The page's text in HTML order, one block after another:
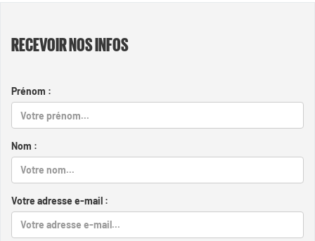
RECEVOIR NOS INFOS
Prénom :
Nom :
Votre adresse e-mail :